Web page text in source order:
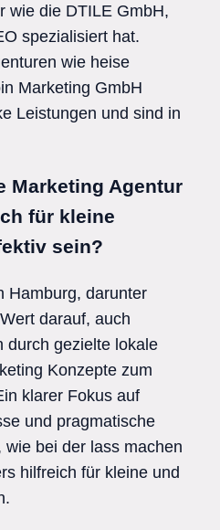
wie die DTILE GmbH,
spezialisiert hat.
wie heise
Marketing GmbH
Leistungen und sind in
Marketing Agentur
für kleine
sein?
Hamburg, darunter
darauf, auch
durch gezielte lokale
Konzepte zum
klarer Fokus auf
und pragmatische
bei der lass machen
hilfreich für kleine und